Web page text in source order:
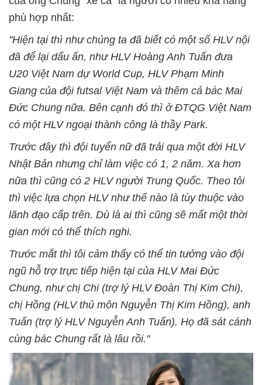
phù hợp nhất:
"Hiện tại thì như chúng ta đã biết có một số HLV nội
đã để lại dấu ấn, như HLV Hoàng Anh Tuấn đưa
U20 Việt Nam dự World Cup, HLV Phạm Minh
Giang của đội futsal Việt Nam và thêm cả bác Mai
Đức Chung nữa. Bên cạnh đó thì ở ĐTQG Việt Nam
có một HLV ngoại thành công là thầy Park.
Trước đây thì đội tuyển nữ đã trải qua một đời HLV
Nhật Bản nhưng chỉ làm việc có 1, 2 năm. Xa hơn
nữa thì cũng có 2 HLV người Trung Quốc. Theo tôi
thì việc lựa chọn HLV như thế nào là tùy thuộc vào
lãnh đạo cấp trên. Dù là ai thì cũng sẽ mất một thời
gian mới có thể thích nghi.
Trước mắt thì tôi cảm thấy có thể tin tưởng vào đội
ngũ hỗ trợ trực tiếp hiện tại của HLV Mai Đức
Chung, như chị Chi (trợ lý HLV Đoàn Thị Kim Chi),
chị Hồng (HLV thủ môn Nguyễn Thị Kim Hồng), anh
Tuấn (trợ lý HLV Nguyễn Anh Tuấn). Họ đã sát cánh
cùng bác Chung rất là lâu rồi."